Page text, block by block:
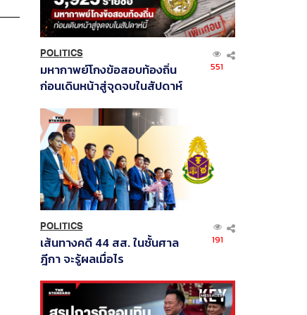
POLITICS
มหากาพย์โกงข้อสอบท้องถิ่น
ก่อนเดินหน้าสู่จุดจบในสัปดาห์
551
POLITICS
เส้นทางคดี 44 สส. ในชั้นศาล
ฎีกา จะรู้ผลเมื่อไร
191